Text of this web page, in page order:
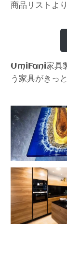
商品リストよ
UmiFani家具
う家具がきっ